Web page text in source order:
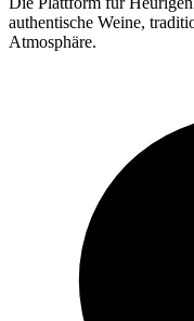
authentische Weine,
Atmosphäre.